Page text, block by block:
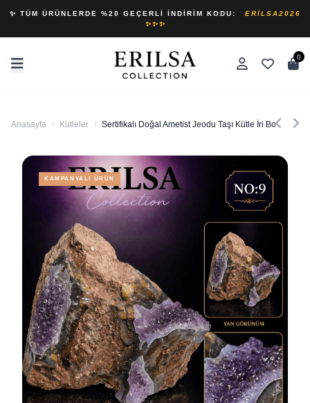
✨ TÜM ÜRÜNLERDE %20 GEÇERLI İNDIRIM KODU:
ERILSA2026
✨✨✨
0
Anasayfa / Kütleler / Sertifikalı Doğal Ametist Jeodu Taşı Kütle İri Boy Ham
KAMPANYALI ÜRÜN